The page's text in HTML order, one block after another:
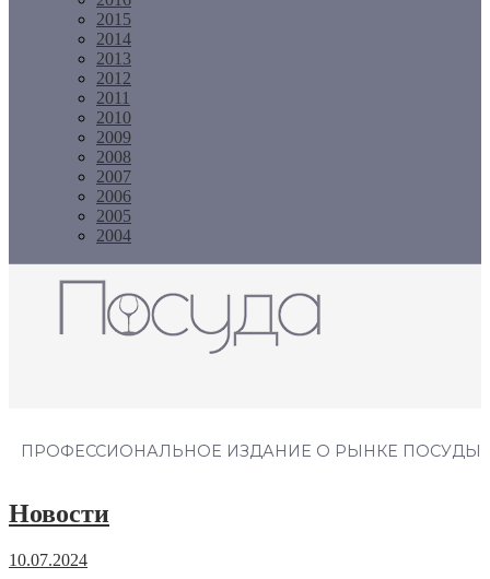
2015
2014
2013
2012
2011
2010
2009
2008
2007
2006
2005
2004
ПРОФЕССИОНАЛЬНОЕ ИЗДАНИЕ О РЫНКЕ ПОСУДЫ
Новости
10.07.2024